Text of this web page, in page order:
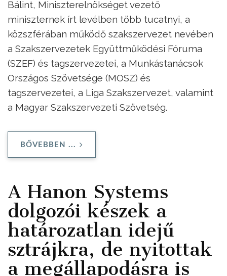
Bálint, Miniszterelnökséget vezető
miniszternek írt levélben több tucatnyi, a
közszférában működő szakszervezet nevében
a Szakszervezetek Együttműködési Fóruma
(SZEF) és tagszervezetei, a Munkástanácsok
Országos Szövetsége (MOSZ) és
tagszervezetei, a Liga Szakszervezet, valamint
a Magyar Szakszervezeti Szövetség.
BŐVEBBEN ...
A Hanon Systems
dolgozói készek a
határozatlan idejű
sztrájkra, de nyitottak
a megállapodásra is